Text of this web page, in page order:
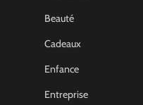
Beauté
Cadeaux
Enfance
Entreprise